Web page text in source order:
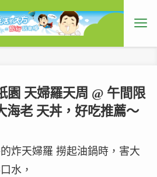
園 天婦羅天周 @ 午間限
海老 天丼，好吃推薦～
炸天婦羅 撈起油鍋時，害大
水，